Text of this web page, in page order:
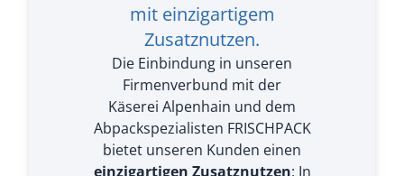
mit einzigartigem
Zusatznutzen.
Die Einbindung in unseren
Firmenverbund mit der
Käserei Alpenhain und dem
Abpackspezialisten FRISCHPACK
bietet unseren Kunden einen
einzigartigen Zusatznutzen: In